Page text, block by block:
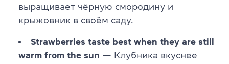
выращивает чёрную смородину и
крыжовник в своём саду.
Strawberries taste best when they are still
warm from the sun — Клубника вкуснее